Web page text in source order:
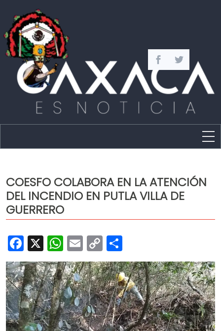
Capital
Policíaca
Cultura
Deportes
Opinión
COESFO COLABORA EN LA ATENCIÓN
DEL INCENDIO EN PUTLA VILLA DE
GUERRERO
Facebook
X WhatsApp
Email
Copy
Link